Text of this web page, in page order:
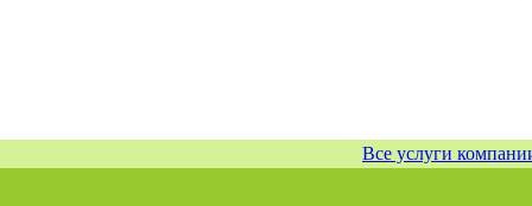
Все услуги